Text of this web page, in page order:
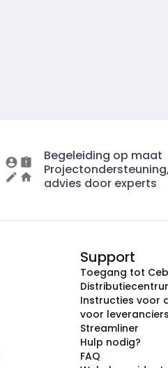
Begeleiding op maat
advies door experts
Support
Toegang tot
Instructies voor
voor leveranciers
Streamliner
Hulp nodig?
FAQ